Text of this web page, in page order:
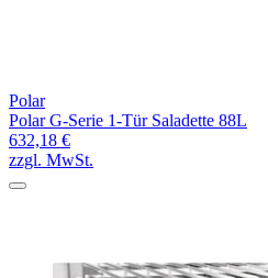
Polar
Polar G-Serie 1-Tür Saladette 88L
632,18 €
zzgl. MwSt.